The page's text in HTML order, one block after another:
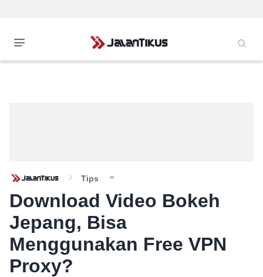
Tips
Download Video Bokeh
Jepang, Bisa
Menggunakan Free VPN
Proxy?